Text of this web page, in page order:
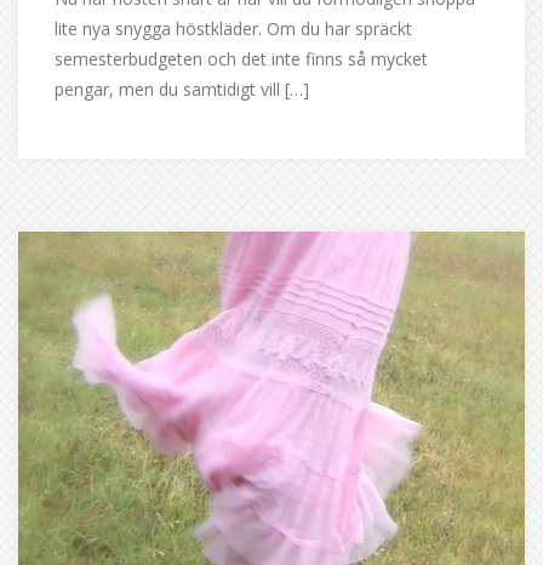
lite nya snygga höstkläder. Om du har spräckt
semesterbudgeten och det inte finns så mycket
pengar, men du samtidigt vill […]